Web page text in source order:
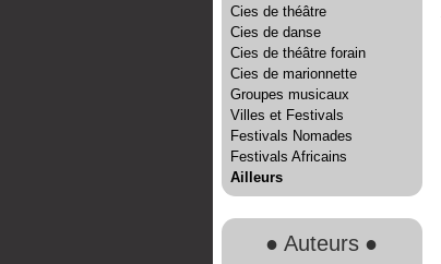
Cies de théâtre
Cies de danse
Cies de théâtre forain
Cies de marionnette
Groupes musicaux
Villes et Festivals
Festivals Nomades
Festivals Africains
Ailleurs
● Auteurs ●